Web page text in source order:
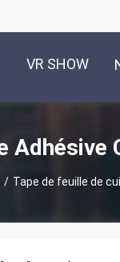
VR SHOW
/ Tape de feuille de